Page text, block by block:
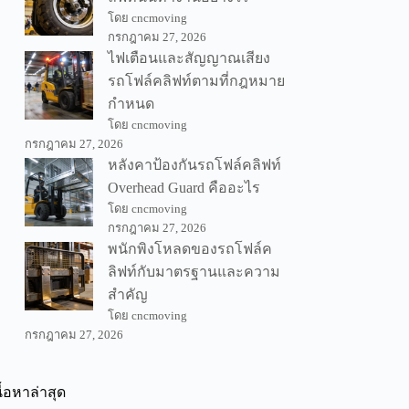
โดย cncmoving
กรกฎาคม 27, 2026
ไฟเตือนและสัญญาณเสียง
รถโฟล์คลิฟท์ตามที่กฎหมาย
กำหนด
โดย cncmoving
กรกฎาคม 27, 2026
หลังคาป้องกันรถโฟล์คลิฟท์
Overhead Guard คืออะไร
โดย cncmoving
กรกฎาคม 27, 2026
พนักพิงโหลดของรถโฟล์ค
ลิฟท์กับมาตรฐานและความ
สำคัญ
โดย cncmoving
กรกฎาคม 27, 2026
อหาล่าสุด